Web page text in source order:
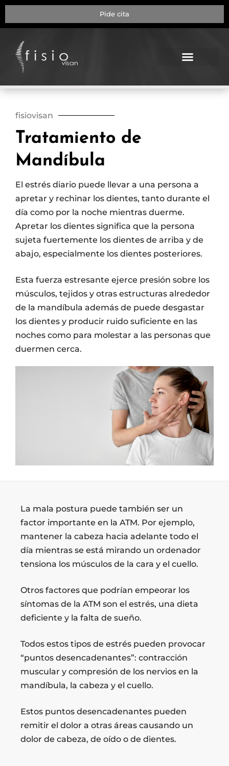
Pide cita
fisiovisan
Tratamiento de
Mandíbula
El estrés diario puede llevar a una persona a
apretar y rechinar los dientes, tanto durante el
día como por la noche mientras duerme.
Apretar los dientes significa que la persona
sujeta fuertemente los dientes de arriba y de
abajo, especialmente los dientes posteriores.
Esta fuerza estresante ejerce presión sobre los
músculos, tejidos y otras estructuras alrededor
de la mandíbula además de puede desgastar
los dientes y producir ruido suficiente en las
noches como para molestar a las personas que
duermen cerca.
La mala postura puede también ser un
factor importante en la ATM. Por ejemplo,
mantener la cabeza hacia adelante todo el
día mientras se está mirando un ordenador
tensiona los músculos de la cara y el cuello.
Otros factores que podrían empeorar los
síntomas de la ATM son el estrés, una dieta
deficiente y la falta de sueño.
Todos estos tipos de estrés pueden provocar
“puntos desencadenantes”: contracción
muscular y compresión de los nervios en la
mandíbula, la cabeza y el cuello.
Estos puntos desencadenantes pueden
remitir el dolor a otras áreas causando un
dolor de cabeza, de oído o de dientes.